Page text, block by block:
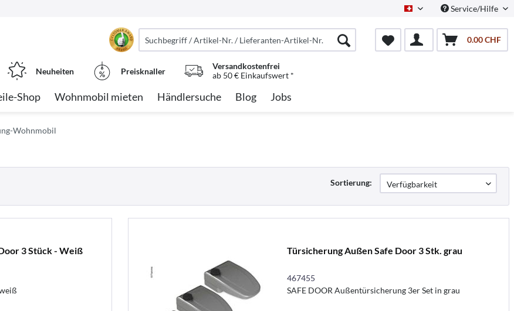
Schweiz/DeutschService/Hilfe
0.00 CHF
Neuheiten Preisknaller
Versandkostenfrei
ab 50 € Einkaufswert *
Shop Wohnmobil mieten Händlersuche Blog Jobs
Wohnmobil
Sortierung:
3 Stück - Weiß Türsicherung Außen Safe Door 3 Stk. grau
467455
SAFE DOOR Außentürsicherung 3er Set in grau